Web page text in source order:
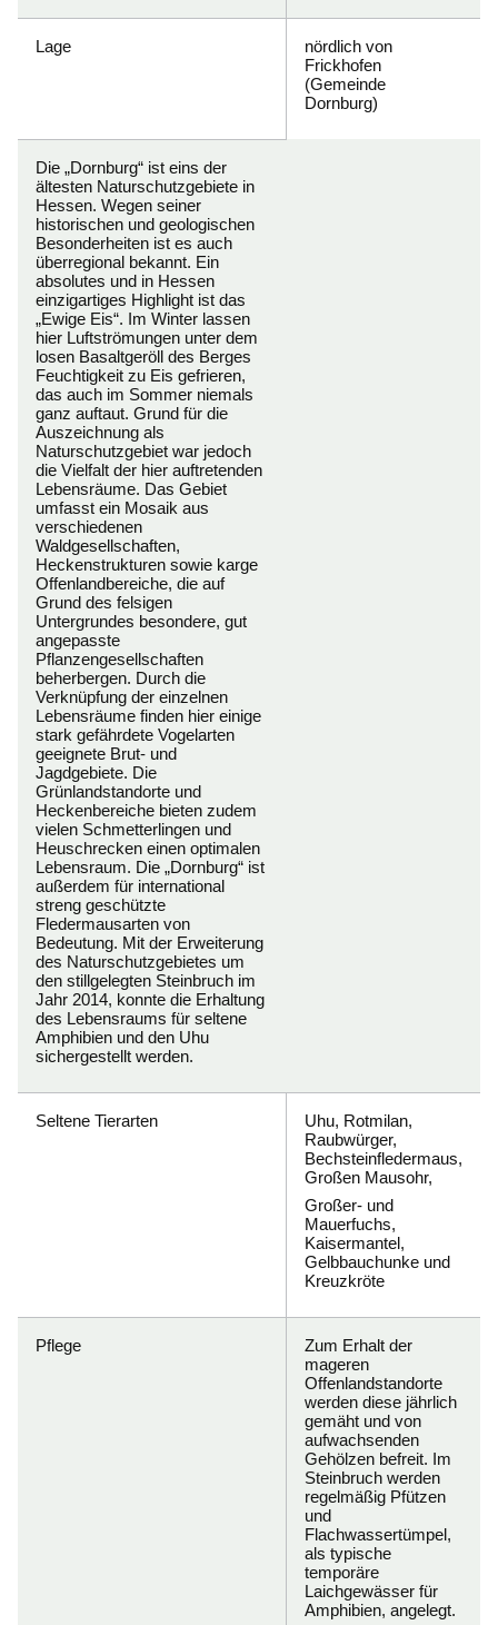
Lage
nördlich von
Frickhofen
(Gemeinde
Dornburg)
Die „Dornburg“ ist eins der
ältesten Naturschutzgebiete in
Hessen. Wegen seiner
historischen und geologischen
Besonderheiten ist es auch
überregional bekannt. Ein
absolutes und in Hessen
einzigartiges Highlight ist das
„Ewige Eis“. Im Winter lassen
hier Luftströmungen unter dem
losen Basaltgeröll des Berges
Feuchtigkeit zu Eis gefrieren,
das auch im Sommer niemals
ganz auftaut. Grund für die
Auszeichnung als
Naturschutzgebiet war jedoch
die Vielfalt der hier auftretenden
Lebensräume. Das Gebiet
umfasst ein Mosaik aus
verschiedenen
Waldgesellschaften,
Heckenstrukturen sowie karge
Offenlandbereiche, die auf
Grund des felsigen
Untergrundes besondere, gut
angepasste
Pflanzengesellschaften
beherbergen. Durch die
Verknüpfung der einzelnen
Lebensräume finden hier einige
stark gefährdete Vogelarten
geeignete Brut- und
Jagdgebiete. Die
Grünlandstandorte und
Heckenbereiche bieten zudem
vielen Schmetterlingen und
Heuschrecken einen optimalen
Lebensraum. Die „Dornburg“ ist
außerdem für international
streng geschützte
Fledermausarten von
Bedeutung. Mit der Erweiterung
des Naturschutzgebietes um
den stillgelegten Steinbruch im
Jahr 2014, konnte die Erhaltung
des Lebensraums für seltene
Amphibien und den Uhu
sichergestellt werden.
Seltene Tierarten
Uhu, Rotmilan,
Raubwürger,
Bechsteinfledermaus,
Großen Mausohr,
Großer- und
Mauerfuchs,
Kaisermantel,
Gelbbauchunke und
Kreuzkröte
Pflege
Zum Erhalt der
mageren
Offenlandstandorte
werden diese jährlich
gemäht und von
aufwachsenden
Gehölzen befreit. Im
Steinbruch werden
regelmäßig Pfützen
und
Flachwassertümpel,
als typische
temporäre
Laichgewässer für
Amphibien, angelegt.